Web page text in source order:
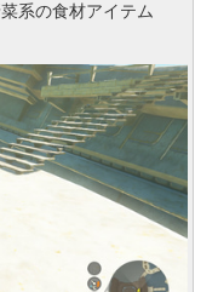
系の食材アイテム